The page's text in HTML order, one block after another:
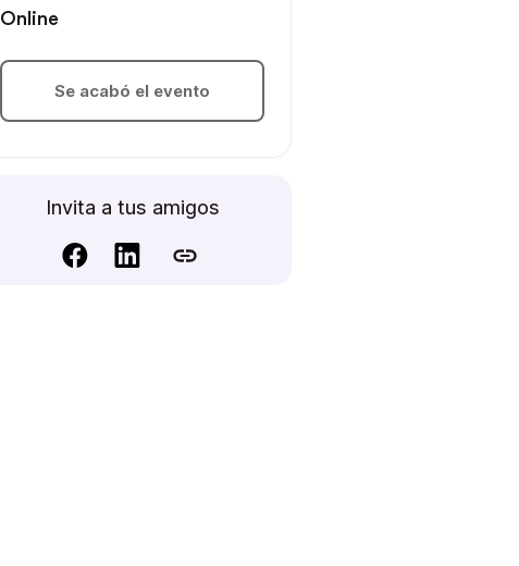
Online
Se acabó el evento
Invita a tus amigos